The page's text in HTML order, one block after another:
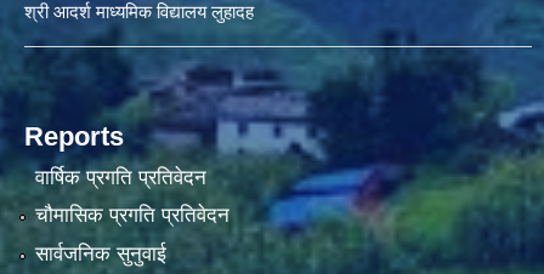
श्री आदर्श माध्यमिक विद्यालय लुहादह
Reports
वार्षिक प्रगति प्रतिवेदन
चौमासिक प्रगति प्रतिवेदन
सार्वजनिक सुनुवाई